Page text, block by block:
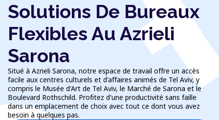
Solutions De Bureaux
Flexibles Au Azrieli
Sarona
Situé à Azrieli Sarona, notre espace de travail offre un accès
facile aux centres culturels et d'affaires animés de Tel Aviv, y
compris le Musée d'Art de Tel Aviv, le Marché de Sarona et le
Boulevard Rothschild. Profitez d'une productivité sans faille
dans un emplacement de choix avec tout ce dont vous avez
besoin à quelques pas.